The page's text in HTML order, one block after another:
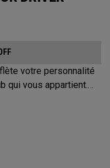
votre personnalité
qui vous appartient.
couvre-clubs